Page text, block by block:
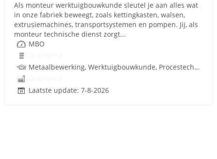
Als monteur werktuigbouwkunde sleutel je aan alles wat
in onze fabriek beweegt, zoals kettingkasten, walsen,
extrusiemachines, transportsystemen en pompen. Jij, als
monteur technische dienst zorgt...
MBO
Metaalbewerking, Werktuigbouwkunde, Procestechnologie, Techniek
Laatste update: 7-8-2026